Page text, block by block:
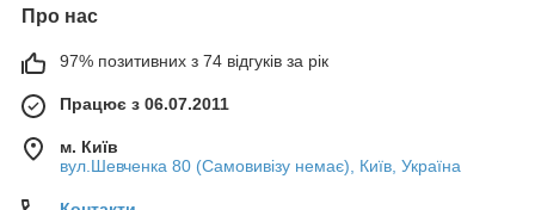
Про нас
97% позитивних з 74 відгуків за рік
Працює з 06.07.2011
м. Київ
вул.Шевченка 80 (Самовивізу немає), Київ, Україна